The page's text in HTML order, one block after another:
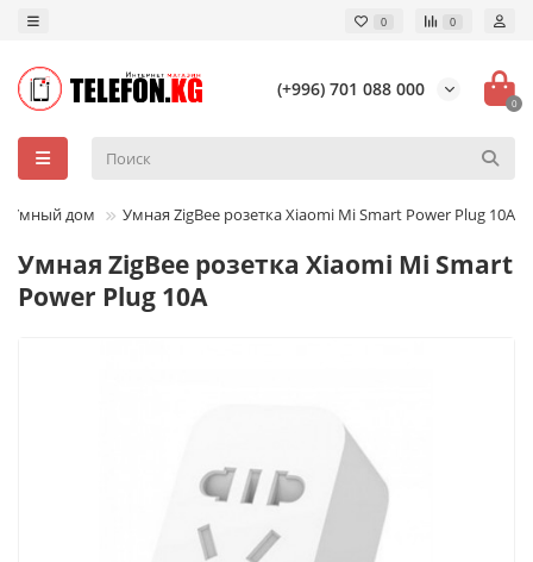
0 0
(+996) 701 088 000
0
Умный дом Умная ZigBee розетка Xiaomi Mi Smart Power Plug 10A
Умная ZigBee розетка Xiaomi Mi Smart
Power Plug 10A